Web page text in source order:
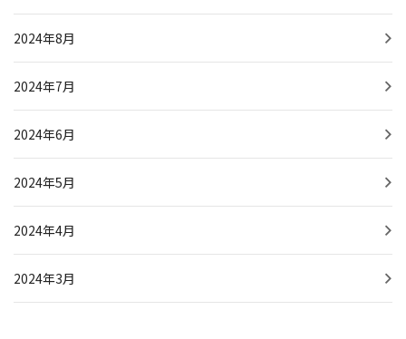
2024年8月
2024年7月
2024年6月
2024年5月
2024年4月
2024年3月